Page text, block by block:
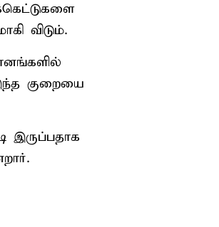
விடும்.
குறையை
இருப்பதாக